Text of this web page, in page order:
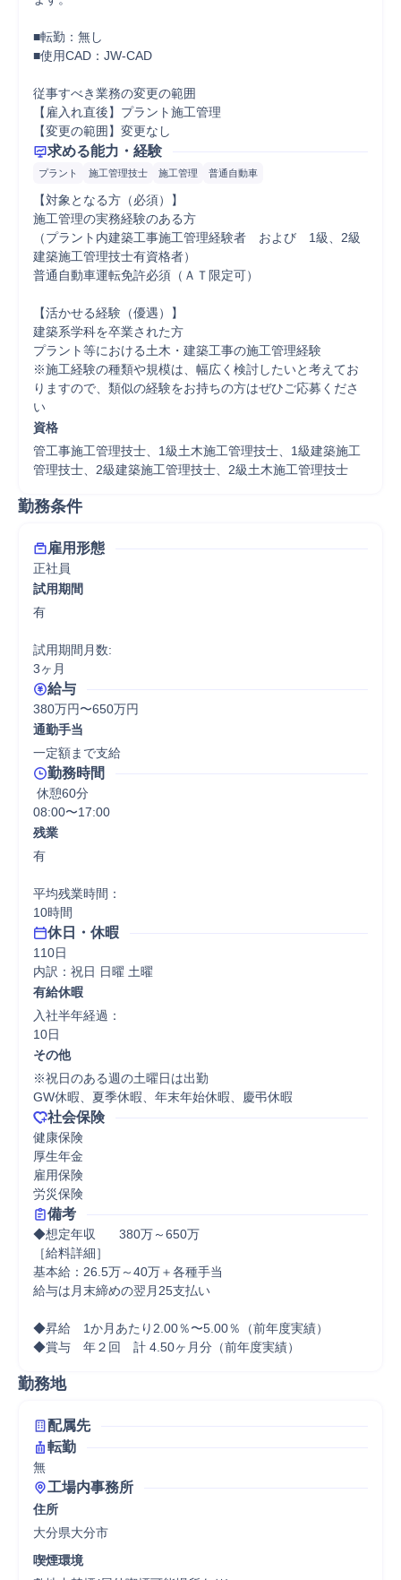
■転勤：無し
■使用CAD：JW-CAD
従事すべき業務の変更の範囲
【雇入れ直後】プラント施工管理
【変更の範囲】変更なし
求める能力・経験
プラント 施工管理技士 施工管理 普通自動車
【対象となる方（必須）】
施工管理の実務経験のある方
（プラント内建築工事施工管理経験者　および　1級、2級
建築施工管理技士有資格者）
普通自動車運転免許必須（ＡＴ限定可）
【活かせる経験（優遇）】
建築系学科を卒業された方
プラント等における土木・建築工事の施工管理経験
※施工経験の種類や規模は、幅広く検討したいと考えてお
りますので、類似の経験をお持ちの方はぜひご応募くださ
い
資格
管工事施工管理技士、1級土木施工管理技士、1級建築施工
管理技士、2級建築施工管理技士、2級土木施工管理技士
勤務条件
雇用形態
正社員
試用期間
有
試用期間月数:
3ヶ月
給与
380万円〜650万円
通勤手当
一定額まで支給
勤務時間
休憩60分
08:00〜17:00
残業
有
平均残業時間：
10時間
休日・休暇
110日
内訳：祝日 日曜 土曜
有給休暇
入社半年経過：
10日
その他
※祝日のある週の土曜日は出勤
GW休暇、夏季休暇、年末年始休暇、慶弔休暇
社会保険
健康保険
厚生年金
雇用保険
労災保険
備考
◆想定年収	380万～650万
［給料詳細］
基本給：26.5万～40万＋各種手当
給与は月末締めの翌月25支払い
◆昇給　1か月あたり2.00％〜5.00％（前年度実績）
◆賞与　年２回　計 4.50ヶ月分（前年度実績）
勤務地
配属先
転勤
無
工場内事務所
住所
大分県大分市
喫煙環境